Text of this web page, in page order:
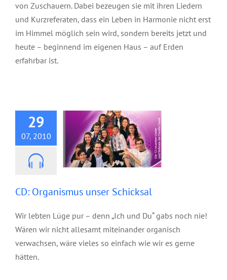
von Zuschauern. Dabei bezeugen sie mit ihren Liedern
und Kurzreferaten, dass ein Leben in Harmonie nicht erst
im Himmel möglich sein wird, sondern bereits jetzt und
heute – beginnend im eigenen Haus – auf Erden
erfahrbar ist.
29
07, 2010
CD: Organismus unser Schicksal
Wir lebten Lüge pur – denn „Ich und Du“ gabs noch nie!
Wären wir nicht allesamt miteinander organisch
verwachsen, wäre vieles so einfach wie wir es gerne
hätten.